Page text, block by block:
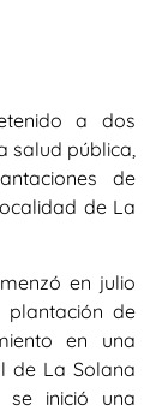
a dos
salud pública,
de
de La
en julio
plantación de
en una
de La Solana
se inició una